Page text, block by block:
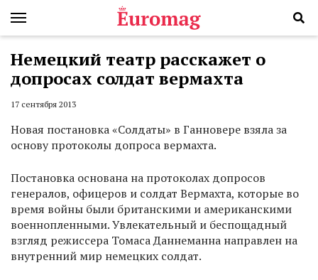
Немецкий театр расскажет о
допросах солдат вермахта
17 сентября 2013
Новая постановка «Солдаты» в Ганновере взяла за
основу протоколы допроса вермахта.
Постановка основана на протоколах допросов
генералов, офицеров и солдат Вермахта, которые во
время войны были британскими и американскими
военнопленными. Увлекательный и беспощадный
взгляд режиссера Томаса Даннеманна направлен на
внутренний мир немецких солдат.